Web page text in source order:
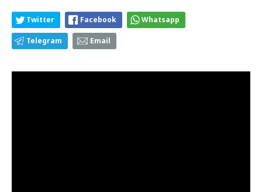
Twitter Facebook Whatsapp
Telegram Email